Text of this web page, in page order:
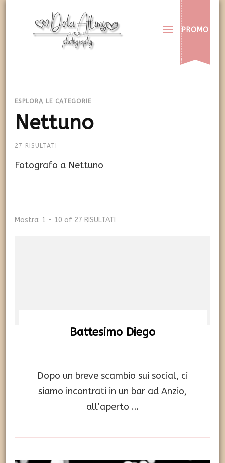
Dolci Attimi
Rendiamo immortali i vostri dolci momenti
PROMO
ESPLORA LE CATEGORIE
Nettuno
27 RISULTATI
Fotografo a Nettuno
Mostra: 1 - 10 of 27 RISULTATI
Battesimo Diego
Dopo un breve scambio sui social, ci
siamo incontrati in un bar ad Anzio,
all’aperto …